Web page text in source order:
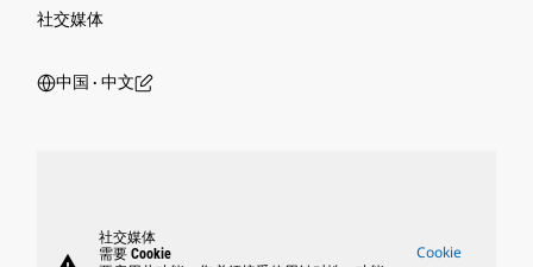
社交媒体
中国 ‧ 中文
社交媒体
需要 Cookie
Cookie